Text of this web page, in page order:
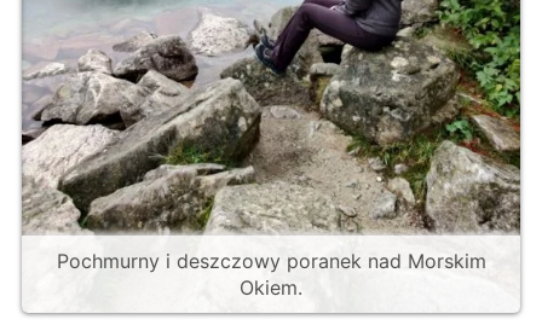
Pochmurny i deszczowy poranek nad Morskim
Okiem.